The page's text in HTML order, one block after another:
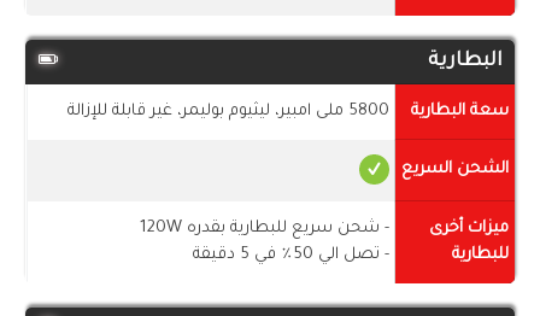
البطارية
سعة البطارية 5800 ملى امبير، ليثيوم بوليمر، غير قابلة للإزالة
الشحن السريع
ميزات أخرى
للبطارية
- شحن سريع للبطارية بقدره 120W
- تصل الي 50٪ في 5 دقيقة